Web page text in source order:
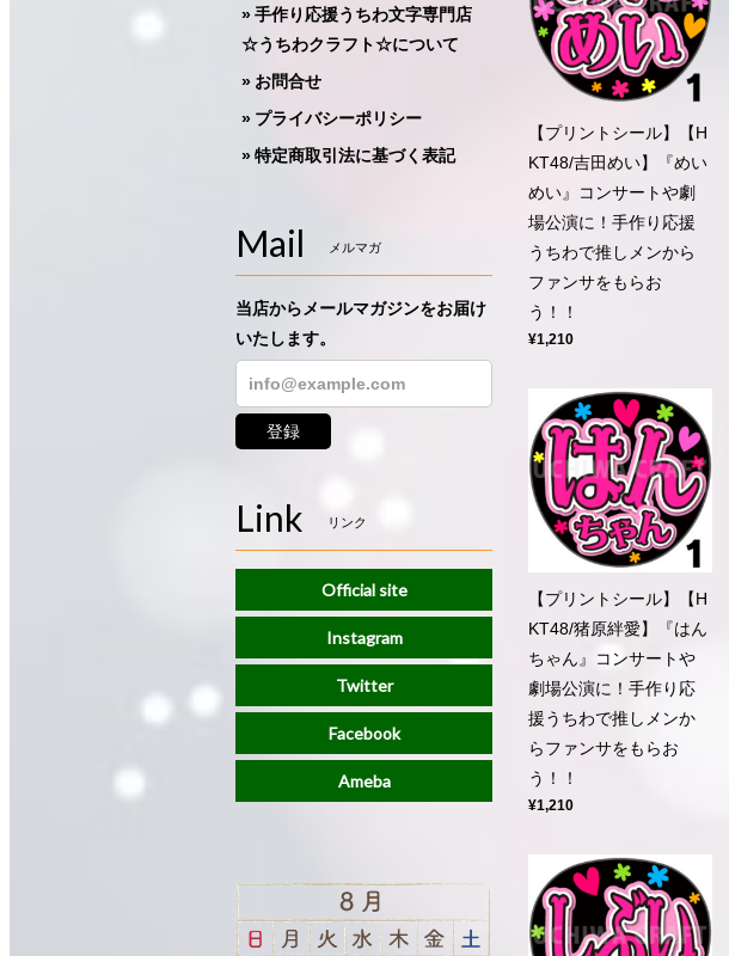
【プリントシール】【H
KT48/吉田めい】『めい
めい』コンサートや劇
場公演に！手作り応援
うちわで推しメンから
ファンサをもらお
う！！
¥1,210
【プリントシール】【H
KT48/猪原絆愛】『はん
ちゃん』コンサートや
劇場公演に！手作り応
援うちわで推しメンか
らファンサをもらお
う！！
¥1,210
手作り応援うちわ文字専門店
☆うちわクラフト☆について
お問合せ
プライバシーポリシー
特定商取引法に基づく表記
Mail メルマガ
当店からメールマガジンをお届け
いたします。
登録
Link リンク
Official site
Instagram
Twitter
Facebook
Ameba